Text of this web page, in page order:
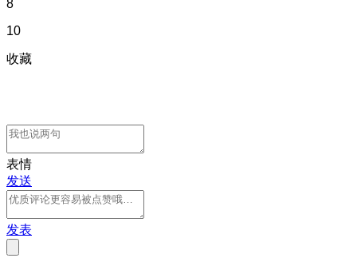
8
10
收藏
表情
发送
发表